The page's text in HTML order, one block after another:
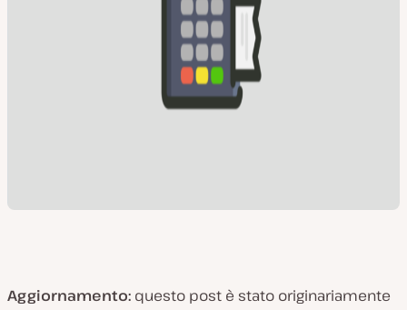
Aggiornamento: questo post è stato originariamente